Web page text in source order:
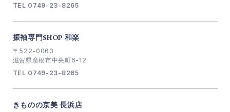
TEL 0749-23-8265
振袖専門SHOP 和楽
〒522-0063
滋賀県彦根市中央町6-12
TEL 0749-23-8265
きものの京美 長浜店